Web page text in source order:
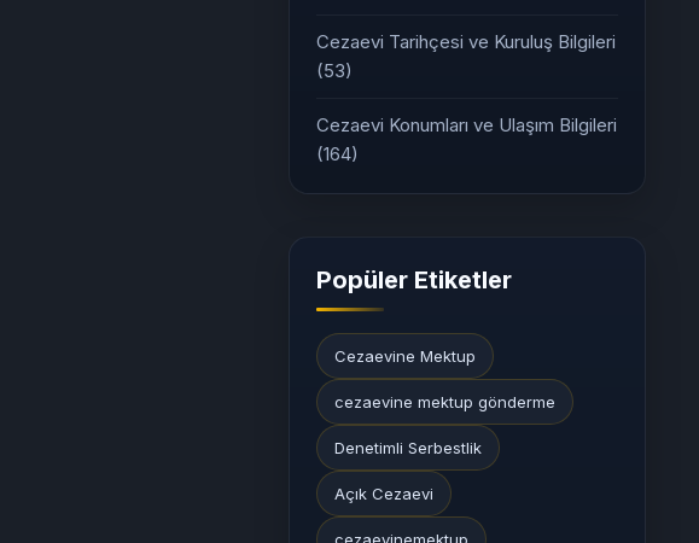
Cezaevi Tarihçesi ve Kuruluş Bilgileri
(53)
Cezaevi Konumları ve Ulaşım Bilgileri
(164)
Popüler Etiketler
Cezaevine Mektup
cezaevine mektup gönderme
Denetimli Serbestlik
Açık Cezaevi
cezaevinemektup